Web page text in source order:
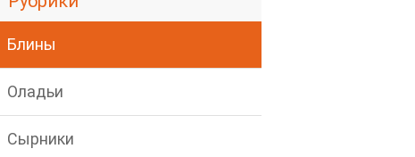
Блины
Оладьи
Сырники